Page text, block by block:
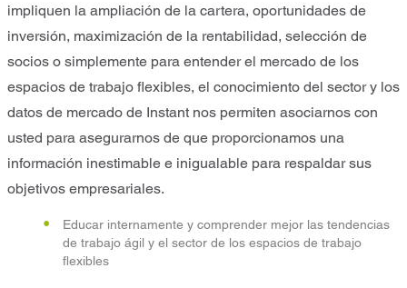
impliquen la ampliación de la cartera, oportunidades de
inversión, maximización de la rentabilidad, selección de
socios o simplemente para entender el mercado de los
espacios de trabajo flexibles, el conocimiento del sector y los
datos de mercado de Instant nos permiten asociarnos con
usted para asegurarnos de que proporcionamos una
información inestimable e inigualable para respaldar sus
objetivos empresariales.
Educar internamente y comprender mejor las tendencias
de trabajo ágil y el sector de los espacios de trabajo
flexibles